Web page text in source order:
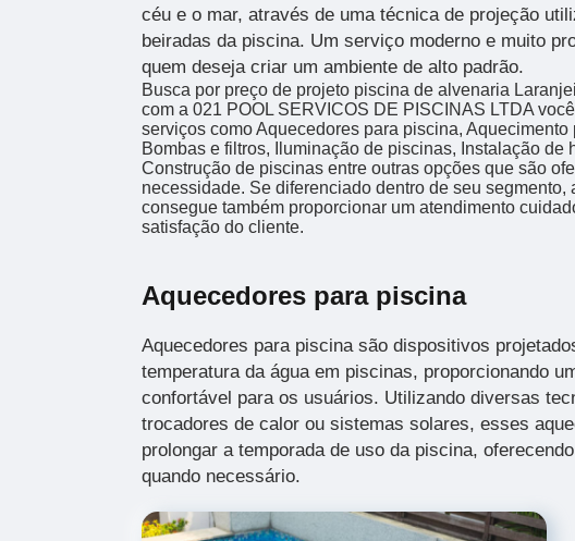
céu e o mar, através de uma técnica de projeção
beiradas da piscina. Um serviço moderno e muito
quem deseja criar um ambiente de alto padrão.
Busca por preço de projeto piscina de alvenaria
com a 021 POOL SERVICOS DE PISCINAS LTDA
serviços como Aquecedores para piscina, Aquecimento
Bombas e filtros, Iluminação de piscinas, Instalação de
Construção de piscinas entre outras opções que são
necessidade. Se diferenciado dentro de seu segmento,
consegue também proporcionar um atendimento
satisfação do cliente.
Aquecedores para piscina
Aquecedores para piscina são dispositivos
temperatura da água em piscinas, proporcionando
confortável para os usuários. Utilizando diversas
trocadores de calor ou sistemas solares, esses
prolongar a temporada de uso da piscina,
quando necessário.